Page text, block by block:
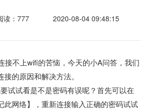
读：777 2020-08-04 09:48:15
接不上wifi的苦恼，今天的小A问答，我们
的原因和解决方法。
试试看是不是密码有误呢？首先可以在
此网络】，重新连接输入正确的密码试试